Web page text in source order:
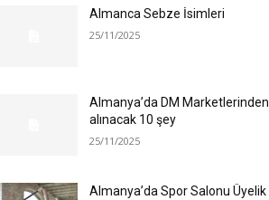
Almanca Sebze İsimleri
25/11/2025
Almanya’da DM Marketlerinden
alınacak 10 şey
25/11/2025
Almanya’da Spor Salonu Üyelik